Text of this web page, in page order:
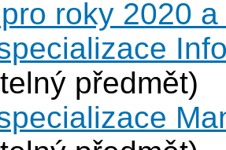
roky 2020
předmět)